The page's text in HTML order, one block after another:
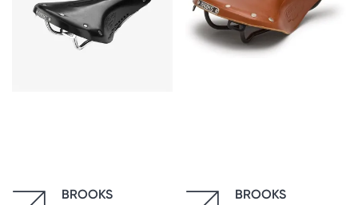
BROOKS
BROOKS